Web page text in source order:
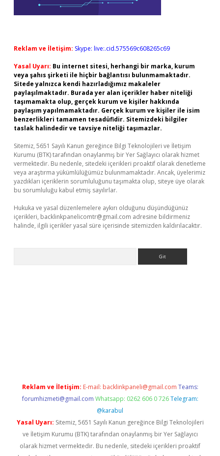
Reklam ve İletişim: Skype: live:.cid.575569c608265c69
Yasal Uyarı: Bu internet sitesi, herhangi bir marka, kurum
veya şahıs şirketi ile hiçbir bağlantısı bulunmamaktadır.
Sitede yalnızca kendi hazırladığımız makaleler
paylaşılmaktadır. Burada yer alan içerikler haber niteliği
taşımamakta olup, gerçek kurum ve kişiler hakkında
paylaşım yapılmamaktadır. Gerçek kurum ve kişiler ile isim
benzerlikleri tamamen tesadüfidir. Sitemizdeki bilgiler
taslak halindedir ve tavsiye niteliği taşımazlar.
Sitemiz, 5651 Sayılı Kanun gereğince Bilgi Teknolojileri ve İletişim
Kurumu (BTK) tarafından onaylanmış bir Yer Sağlayıcı olarak hizmet
vermektedir. Bu nedenle, sitedeki içerikleri proaktif olarak denetleme
veya araştırma yükümlülüğümüz bulunmamaktadır. Ancak, üyelerimiz
yazdıkları içeriklerin sorumluluğunu taşımakta olup, siteye üye olarak
bu sorumluluğu kabul etmiş sayılırlar.
Hukuka ve yasal düzenlemelere aykırı olduğunu düşündüğünüz
içerikleri, backlinkpanelicomtr@gmail.com adresine bildirmeniz
halinde, ilgili içerikler yasal süre içerisinde sitemizden kaldırılacaktır.
Reklam ve İletişim: E-mail: backlinkpaneli@gmail.com Teams:
forumhizmeti@gmail.com Whatsapp: 0262 606 0 726 Telegram:
@karabul
Yasal Uyarı: Sitemiz, 5651 Sayılı Kanun gereğince Bilgi Teknolojileri
ve İletişim Kurumu (BTK) tarafından onaylanmış bir Yer Sağlayıcı
olarak hizmet vermektedir. Bu nedenle, sitedeki içerikleri proaktif